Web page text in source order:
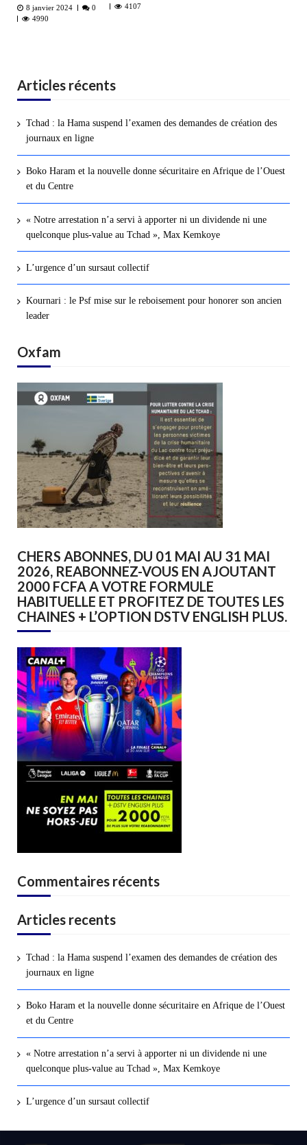
8 janvier 2024
0
4990
4107
Articles récents
Tchad : la Hama suspend l’examen des demandes de création des
journaux en ligne
Boko Haram et la nouvelle donne sécuritaire en Afrique de l’Ouest
et du Centre
« Notre arrestation n’a servi à apporter ni un dividende ni une
quelconque plus-value au Tchad », Max Kemkoye
L’urgence d’un sursaut collectif
Kournari : le Psf mise sur le reboisement pour honorer son ancien
leader
Oxfam
CHERS ABONNES, DU 01 MAI AU 31 MAI
2026, REABONNEZ-VOUS EN AJOUTANT
2000 FCFA A VOTRE FORMULE
HABITUELLE ET PROFITEZ DE TOUTES LES
CHAINES + L’OPTION DSTV ENGLISH PLUS.
Commentaires récents
Articles recents
Tchad : la Hama suspend l’examen des demandes de création des
journaux en ligne
Boko Haram et la nouvelle donne sécuritaire en Afrique de l’Ouest
et du Centre
« Notre arrestation n’a servi à apporter ni un dividende ni une
quelconque plus-value au Tchad », Max Kemkoye
L’urgence d’un sursaut collectif